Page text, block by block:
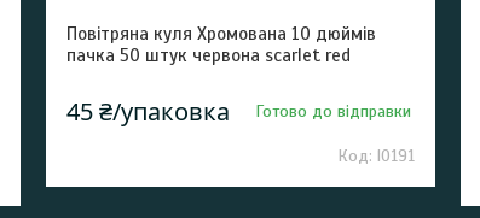
Повітряна куля Хромована 10 дюймів
пачка 50 штук червона scarlet red
45 ₴/упаковка Готово до відправки
l0191